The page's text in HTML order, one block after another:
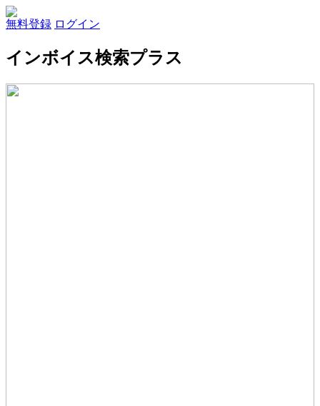
無料登録 ログイン
インボイス検索プラス